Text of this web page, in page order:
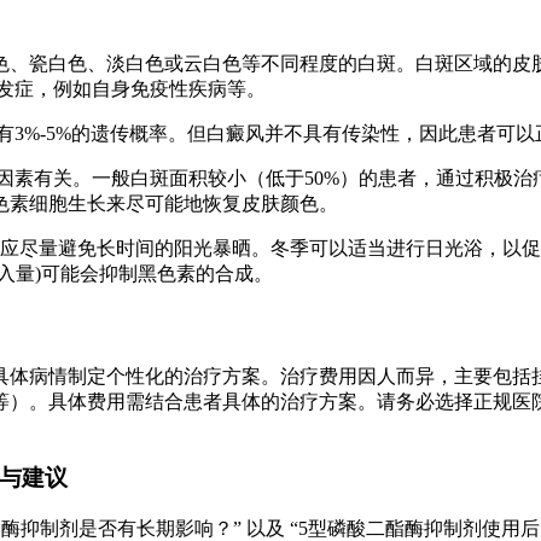
瓷白色、淡白色或云白色等不同程度的白斑。白斑区域的
，例如自身免疫性疾病等。
5%的遗传概率。但白癜风并不具有传染性，因此患者可
有关。一般白斑面积较小（低于50%）的患者，通过积极
细胞生长来尽可能地恢复皮肤颜色。
尽量避免长时间的阳光暴晒。冬季可以适当进行日光浴，以
量)可能会抑制黑色素的合成。
病情制定个性化的治疗方案。治疗费用因人而异，主要包
。具体费用需结合患者具体的治疗方案。请务必选择正规
建议
抑制剂是否有长期影响？” 以及 “5型磷酸二酯酶抑制剂使用